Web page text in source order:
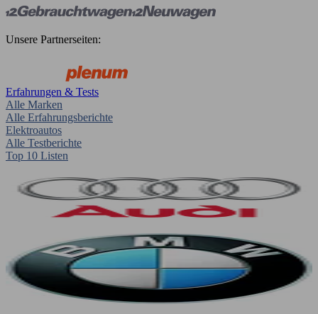
Unsere Partnerseiten:
Erfahrungen & Tests
Alle Marken
Alle Erfahrungsberichte
Elektroautos
Alle Testberichte
Top 10 Listen